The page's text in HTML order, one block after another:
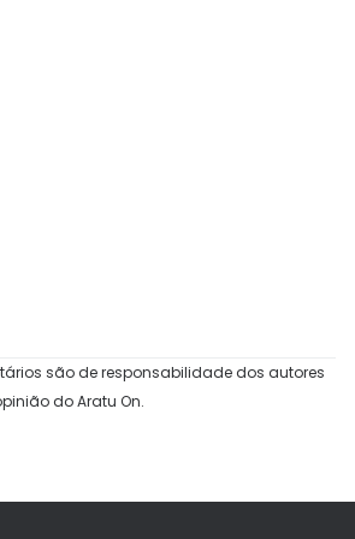
são de responsabilidade dos autores
do Aratu On.